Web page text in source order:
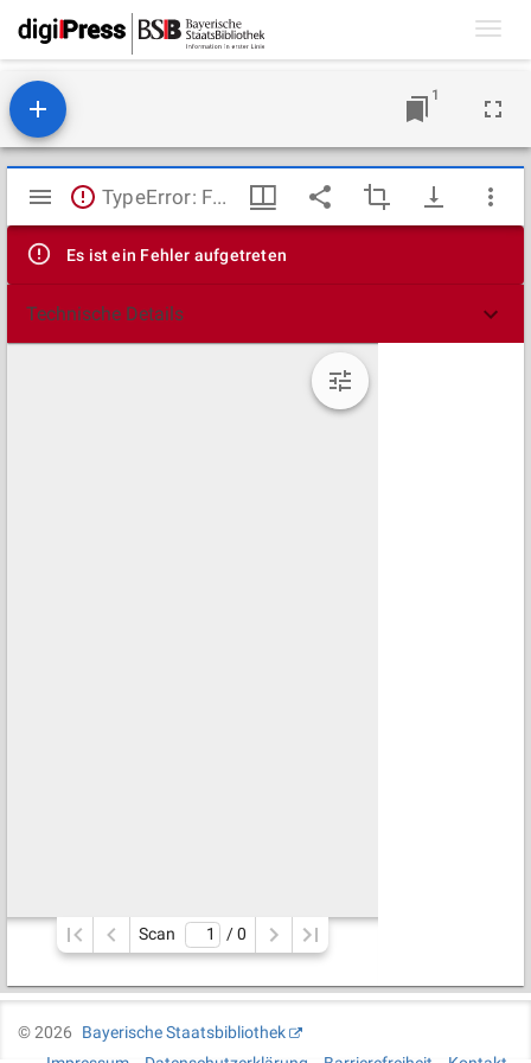
1
Mirador
Viewer
TypeError: Failed to fetch
Es ist ein Fehler aufgetreten
Technische Details
Scan / 0
©2026
Bayerische Staatsbibliothek